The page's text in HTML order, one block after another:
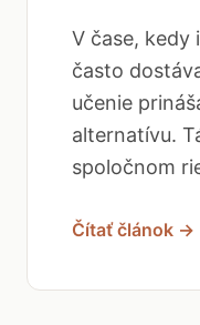
V čase, kedy
často
učenie
alternatívu.
spoločnom
Čítať článok →